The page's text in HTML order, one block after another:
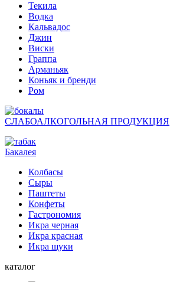
Текила
Водка
Кальвадос
Джин
Виски
Граппа
Арманьяк
Коньяк и бренди
Ром
СЛАБОАЛКОГОЛЬНАЯ ПРОДУКЦИЯ
Бакалея
Колбасы
Сыры
Паштеты
Конфеты
Гастрономия
Икра черная
Икра красная
Икра щуки
каталог